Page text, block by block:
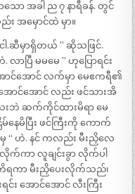
ာ အခါ ည ၇ နာရီခန်. တွင်
အမှောင်ထဲ မှာ။
ါ.ဆီမှာရှိတယ် ” ဆိုသဖြင်.
ပြီ မမမေ ” ဟုပြောရင်း
ောင်အောင် လက်မှာ မေဧကရီ၏
ောင်အောင် လည်း ဖင်သားအိ
းဘဲ ဆက်ကိုင်ထားမိရာ မေ
ေမိပြီး ဖင်ကြီးကို ကောက်
မှ “ ဟဲ. နင် ကလည်း မီးညှိလေ
က်ကာ လူချင်းခွာ လိုက်ပါ
ရကာ မီးညှိပေးလိုက်သည်၊
င်း အောင်အောင် လီးကြီး